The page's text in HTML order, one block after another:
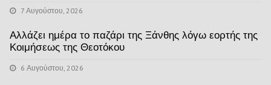
7 Αυγούστου, 2026
Αλλάζει ημέρα το παζάρι της Ξάνθης λόγω εορτής της
Κοιμήσεως της Θεοτόκου
6 Αυγούστου, 2026